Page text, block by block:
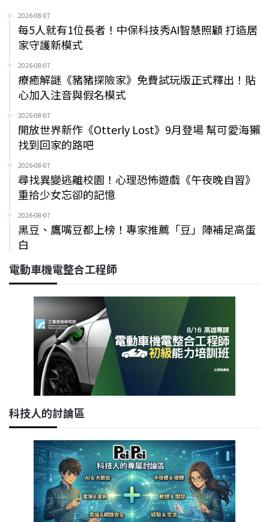
2026-08-07
每5人就有1位長者！中保科技秀AI智慧照顧 打造居
家守護新模式
2026-08-07
療癒解謎《豬豬探險家》免費試玩版正式釋出！貼
心加入注音與假名模式
2026-08-07
開放世界新作《Otterly Lost》9月登場 幫可愛海獺
找到回家的路吧
2026-08-07
尋找異變逃離校園！心理恐怖遊戲《午夜晚自習》
重拾少女忘卻的記憶
2026-08-07
黑豆、鷹嘴豆都上榜！專家推薦「豆」陣補足高蛋
白
電動車機電整合工程師
科技人的討論區